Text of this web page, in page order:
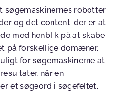
søgemaskinernes robotter
og det content, der er at
med henblik på at skabe
på forskellige domæner.
for søgemaskinerne at
når en
et søgeord i søgefeltet.